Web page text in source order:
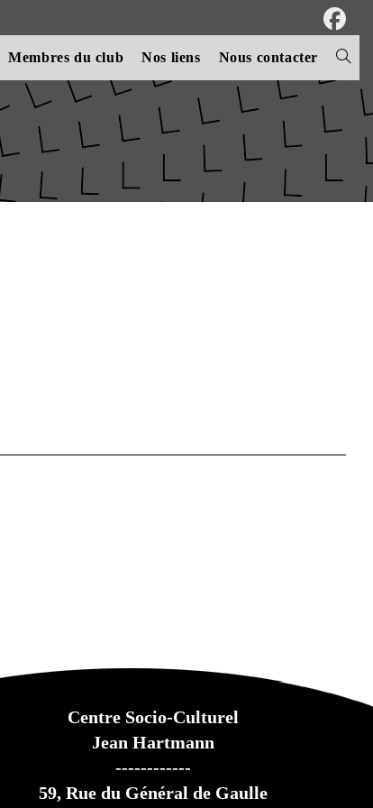
Membres du club Nos liens Nous contacter Toggle
website
search
Centre Socio-Culturel
Jean Hartmann
------------
59, Rue du Général de Gaulle